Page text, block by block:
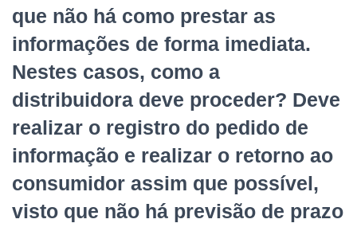
que não há como prestar as
informações de forma imediata.
Nestes casos, como a
distribuidora deve proceder? Deve
realizar o registro do pedido de
informação e realizar o retorno ao
consumidor assim que possível,
visto que não há previsão de prazo